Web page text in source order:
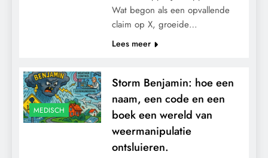
Wat begon als een opvallende
claim op X, groeide…
Lees meer
MEDISCH
Storm Benjamin: hoe een
naam, een code en een
boek een wereld van
weermanipulatie
ontsluieren.